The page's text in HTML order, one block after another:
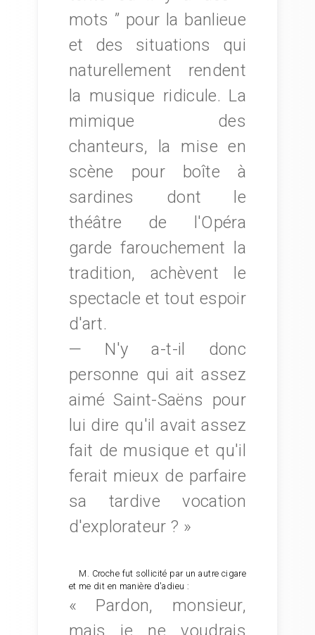
mots ” pour la banlieue
et des situations qui
naturellement rendent
la musique ridicule. La
mimique des
chanteurs, la mise en
scène pour boîte à
sardines dont le
théâtre de l'Opéra
garde farouchement la
tradition, achèvent le
spectacle et tout espoir
d'art.
— N'y a-t-il donc
personne qui ait assez
aimé Saint-Saëns pour
lui dire qu'il avait assez
fait de musique et qu'il
ferait mieux de parfaire
sa tardive vocation
d'explorateur ? »
M. Croche fut sollicité par un autre cigare
et me dit en manière d'adieu :
« Pardon, monsieur,
mais je ne voudrais